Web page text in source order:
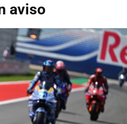
aviso